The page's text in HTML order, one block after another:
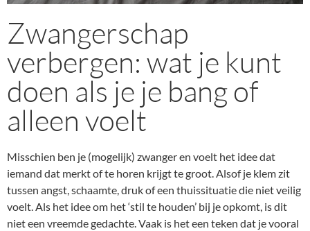
Zwangerschap
verbergen: wat je kunt
doen als je je bang of
alleen voelt
Misschien ben je (mogelijk) zwanger en voelt het idee dat
iemand dat merkt of te horen krijgt te groot. Alsof je klem zit
tussen angst, schaamte, druk of een thuissituatie die niet veilig
voelt. Als het idee om het ‘stil te houden’ bij je opkomt, is dit
niet een vreemde gedachte. Vaak is het een teken dat je vooral